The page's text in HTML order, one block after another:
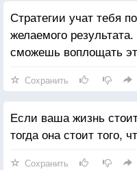
Стратегии учат тебя
желаемого
сможешь воплощать
Сохранить
Если ваша жизнь
тогда она стоит того,
Сохранить